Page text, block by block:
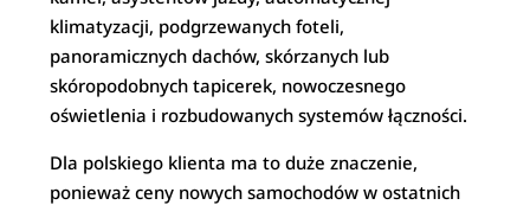
klimatyzacji, podgrzewanych foteli,
panoramicznych dachów, skórzanych lub
skóropodobnych tapicerek, nowoczesnego
oświetlenia i rozbudowanych systemów łączności.
Dla polskiego klienta ma to duże znaczenie,
ponieważ ceny nowych samochodów w ostatnich